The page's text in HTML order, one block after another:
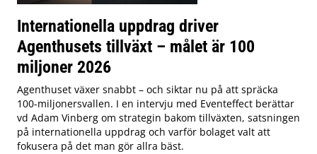
Internationella uppdrag driver
Agenthusets tillväxt – målet är 100
miljoner 2026
Agenthuset växer snabbt – och siktar nu på att spräcka
100-miljonersvallen. I en intervju med Eventeffect berättar
vd Adam Vinberg om strategin bakom tillväxten, satsningen
på internationella uppdrag och varför bolaget valt att
fokusera på det man gör allra bäst.